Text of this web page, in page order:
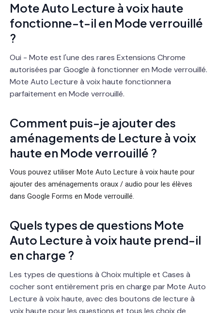
Mote Auto Lecture à voix haute
fonctionne-t-il en Mode verrouillé
?
Oui - Mote est l'une des rares Extensions Chrome
autorisées par Google à fonctionner en Mode verrouillé.
Mote Auto Lecture à voix haute fonctionnera
parfaitement en Mode verrouillé.
Comment puis-je ajouter des
aménagements de Lecture à voix
haute en Mode verrouillé ?
Vous pouvez utiliser Mote Auto Lecture à voix haute pour
ajouter des aménagements oraux / audio pour les élèves
dans Google Forms en Mode verrouillé.
Quels types de questions Mote
Auto Lecture à voix haute prend-il
en charge ?
Les types de questions à Choix multiple et Cases à
cocher sont entièrement pris en charge par Mote Auto
Lecture à voix haute, avec des boutons de lecture à
voix haute pour les questions et tous les choix de